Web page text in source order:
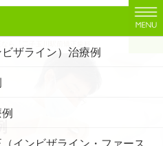
ザライン）治療例